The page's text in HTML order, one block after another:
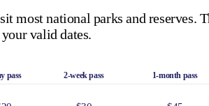
most national parks and reserves.
valid dates.
pass 2-week pass 1-month pass